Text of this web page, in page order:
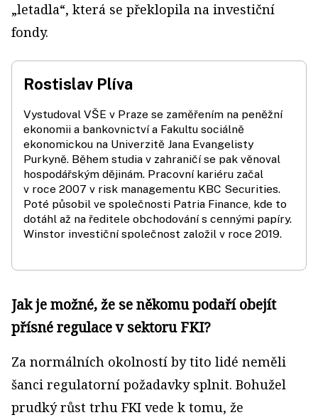
„letadla“, která se překlopila na investiční
fondy.
Rostislav Plíva
Vystudoval VŠE v Praze se zaměřením na peněžní
ekonomii a bankovnictví a Fakultu sociálně
ekonomickou na Univerzitě Jana Evangelisty
Purkyně. Během studia v zahraničí se pak věnoval
hospodářským dějinám. Pracovní kariéru začal
v roce 2007 v risk managementu KBC Securities.
Poté působil ve společnosti Patria Finance, kde to
dotáhl až na ředitele obchodování s cennými papíry.
Winstor investiční společnost založil v roce 2019.
Jak je možné, že se někomu podaří obejít
přísné regulace v sektoru FKI?
Za normálních okolností by tito lidé neměli
šanci regulatorní požadavky splnit. Bohužel
prudký růst trhu FKI vede k tomu, že